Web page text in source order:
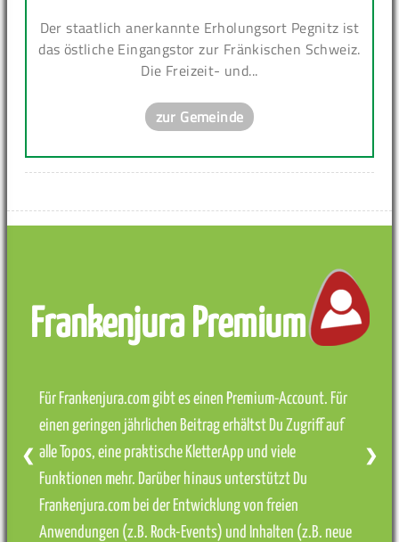
Der staatlich anerkannte Erholungsort Pegnitz ist
das östliche Eingangstor zur Fränkischen Schweiz.
Die Freizeit- und...
zur Gemeinde
Frankenjura Premium
Für Frankenjura.com gibt es einen Premium-Account. Für
einen geringen jährlichen Beitrag erhältst Du Zugriff auf
alle Topos, eine praktische KletterApp und viele
Funktionen mehr. Darüber hinaus unterstützt Du
Frankenjura.com bei der Entwicklung von freien
Anwendungen (z.B. Rock-Events) und Inhalten (z.B. neue
❮ ❯